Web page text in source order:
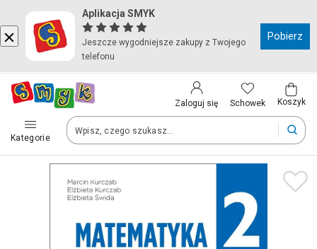
Aplikacja SMYK
Jeszcze wygodniejsze zakupy z Twojego
telefonu
Pobierz
Zaloguj się Schowek Koszyk
Kategorie
Kraj i język
Polska (Poland)
Twoje zamówienia dostarczymy na teren wybranego kraju.